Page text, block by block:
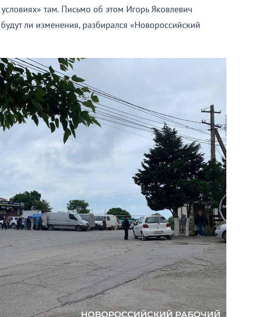
там. Письмо об этом Игорь Яковлевич
ли изменения, разбирался «Новороссийский